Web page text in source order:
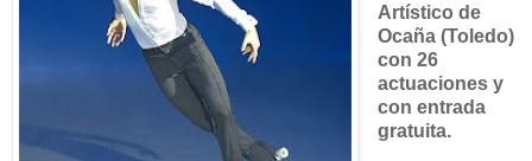
Artístico de
Ocaña (Toledo)
con 26
actuaciones y
con entrada
gratuita.